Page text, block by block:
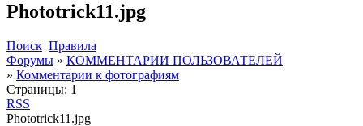
Phototrick11.jpg
Поиск Правила
Форумы » КОММЕНТАРИИ ПОЛЬЗОВАТЕЛЕЙ
» Комментарии к фотографиям
Страницы: 1
RSS
Phototrick11.jpg